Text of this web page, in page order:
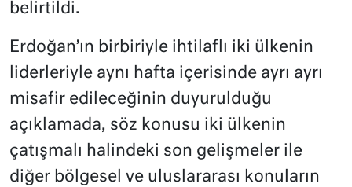
belirtildi.
Erdoğan’ın birbiriyle ihtilaflı iki ülkenin
liderleriyle aynı hafta içerisinde ayrı ayrı
misafir edileceğinin duyurulduğu
açıklamada, söz konusu iki ülkenin
çatışmalı halindeki son gelişmeler ile
diğer bölgesel ve uluslararası konuların